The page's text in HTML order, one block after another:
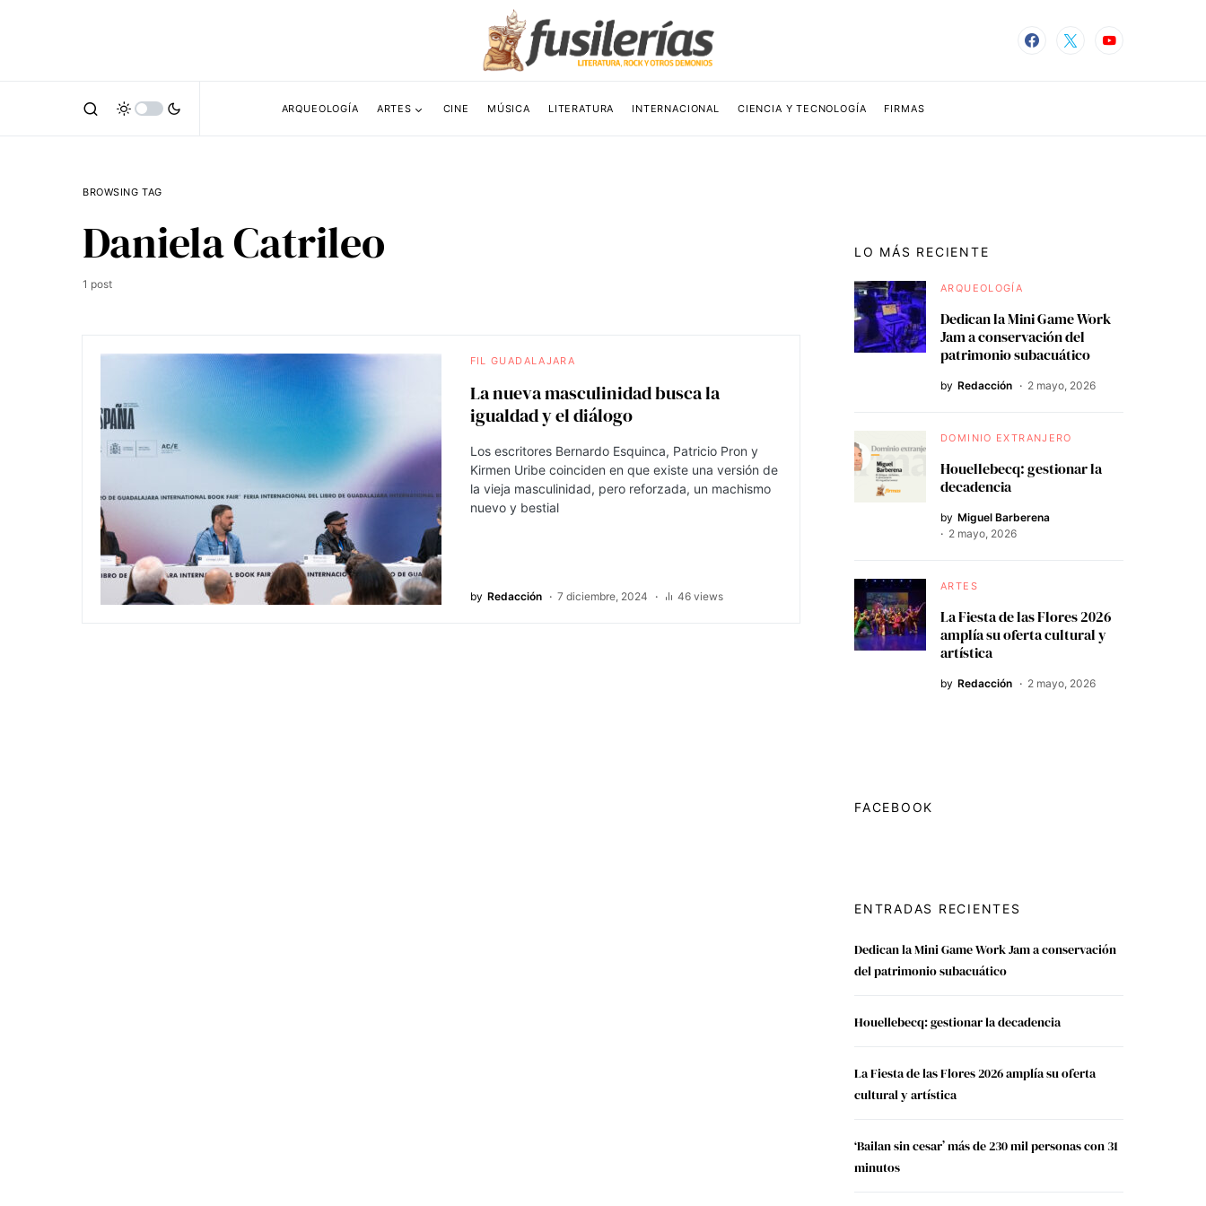
ARQUEOLOGÍA ARTES CINE MÚSICA LITERATURA INTERNACIONAL CIENCIA Y TECNOLOGÍA FIRMAS
BROWSING TAG
Daniela Catrileo
1 post
FIL GUADALAJARA
La nueva masculinidad busca la
igualdad y el diálogo
Los escritores Bernardo Esquinca, Patricio Pron y
Kirmen Uribe coinciden en que existe una versión de
la vieja masculinidad, pero reforzada, un machismo
nuevo y bestial
by Redacción 7 diciembre, 2024 46 views
LO MÁS RECIENTE
ARQUEOLOGÍA
Dedican la Mini Game Work
Jam a conservación del
patrimonio subacuático
by Redacción 2 mayo, 2026
DOMINIO EXTRANJERO
Houellebecq: gestionar la
decadencia
by Miguel Barberena
2 mayo, 2026
ARTES
La Fiesta de las Flores 2026
amplía su oferta cultural y
artística
by Redacción 2 mayo, 2026
FACEBOOK
ENTRADAS RECIENTES
Dedican la Mini Game Work Jam a conservación
del patrimonio subacuático
Houellebecq: gestionar la decadencia
La Fiesta de las Flores 2026 amplía su oferta
cultural y artística
‘Bailan sin cesar’ más de 230 mil personas con 31
minutos